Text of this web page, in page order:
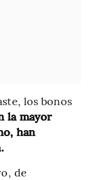
los bonos
la mayor
han
de